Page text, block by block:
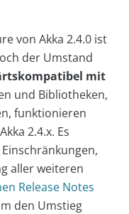
von Akka 2.4.0 ist
der Umstand
mit
und Bibliotheken,
funktionieren
2.4.x. Es
aller weiteren
Release Notes
den Umstieg